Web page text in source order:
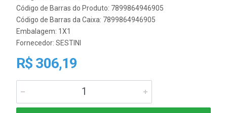
Código de Barras do Produto: 7899864946905
Código de Barras da Caixa: 7899864946905
Embalagem: 1X1
Fornecedor: SESTINI
R$ 306,19